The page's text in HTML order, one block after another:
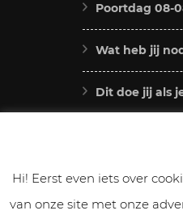
Poortdag 08-
Wat heb jij
Dit doe jij als
Deze 4
Hi! Eerst even iets over
van onze site met onze